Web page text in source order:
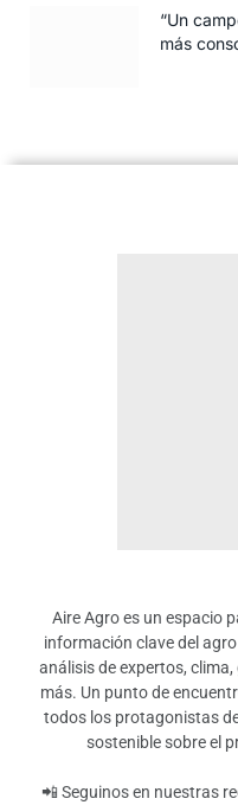
“Un
más
Aire Agro es un espacio
información clave del
análisis de expertos,
más. Un punto de
todos los protagonistas
sostenible sobre el
📲 Seguinos en nuestras